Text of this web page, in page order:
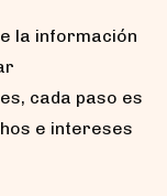
la información
cada paso es
e intereses